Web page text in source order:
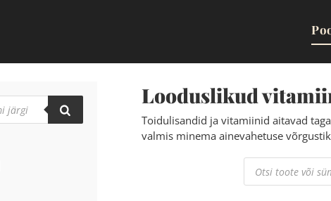
Looduslikud
Toidulisandid ja vitamiinid aitavad
valmis minema ainevahetuse
Products
search